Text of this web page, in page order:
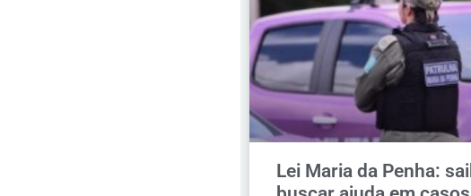
Lei Maria da Penha: